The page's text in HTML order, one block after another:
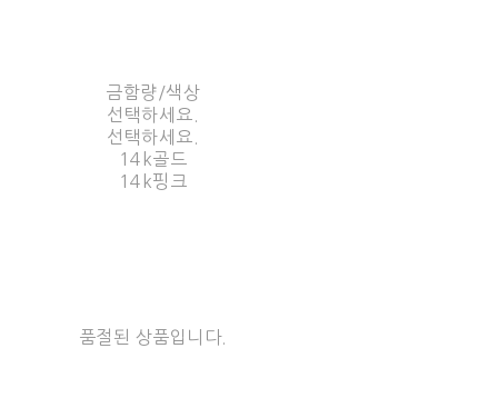
금함량/색상
선택하세요.
선택하세요.
14k골드
14k핑크
품절된 상품입니다.